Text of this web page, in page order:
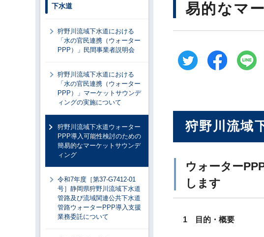
易的なマ
狩野川流域
ウォーター
します
1 目的・概要
下水道
狩野川流域下水道における
「水の官民連携（ウォーター
PPP）」民間事業者説明会
狩野川流域下水道における
「水の官民連携（ウォーター
PPP）」マーケットサウンデ
ィングの実施について
狩野川流域下水道ウォーター
PPP導入可能性検討のための
簡易的なマーケットサウンデ
ィング
令和7年度［第37-G7412-01
号］静岡県狩野川流域下水道
管路及び流域関連公共下水道
管路ウォーターPPP導入支援
業務委託について